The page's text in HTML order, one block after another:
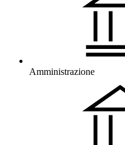
Amministrazione